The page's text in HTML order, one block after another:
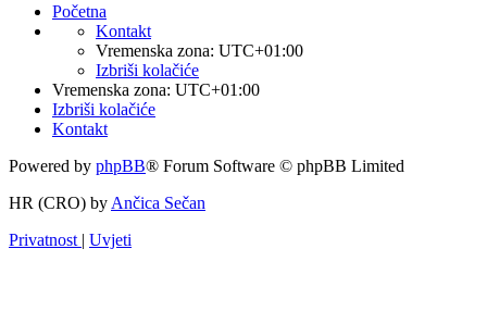
Početna
Kontakt
Vremenska zona: UTC+01:00
Izbriši kolačiće
Vremenska zona: UTC+01:00
Izbriši kolačiće
Kontakt
Powered by phpBB® Forum Software © phpBB Limited
HR (CRO) by Ančica Sečan
Privatnost | Uvjeti